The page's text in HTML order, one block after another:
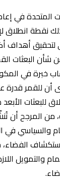
المتحدة في
نقطة انطلاق
لتحقيق أهداف
شأن البعثات
خبرة في
أن للقمر
للبعثات
من المرجح أن
والسياسي في
والتمويل